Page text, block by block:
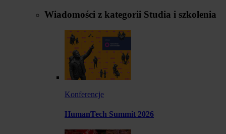
Wiadomości z kategorii Studia i szkolenia
Konferencje
HumanTech Summit 2026